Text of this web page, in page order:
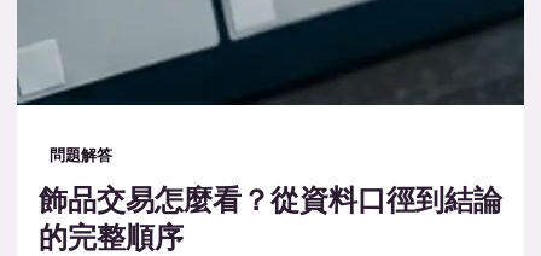
問題解答
飾品交易怎麼看？從資料口徑到結論
的完整順序